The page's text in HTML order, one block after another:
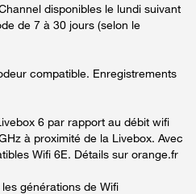
disponibles le lundi suivant
de 7 à 30 jours (selon le
compatible. Enregistrements
6 par rapport au débit wifi
à proximité de la Livebox. Avec
Wifi 6E. Détails sur orange.fr
générations de Wifi